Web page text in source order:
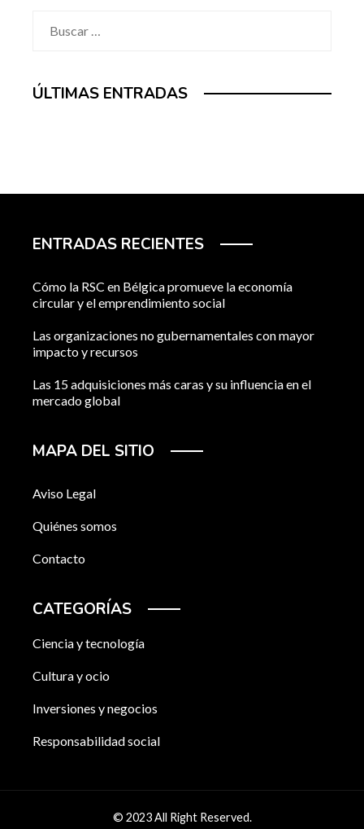
ÚLTIMAS ENTRADAS
ENTRADAS RECIENTES
Cómo la RSC en Bélgica promueve la economía
circular y el emprendimiento social
Las organizaciones no gubernamentales con mayor
impacto y recursos
Las 15 adquisiciones más caras y su influencia en el
mercado global
MAPA DEL SITIO
Aviso Legal
Quiénes somos
Contacto
CATEGORÍAS
Ciencia y tecnología
Cultura y ocio
Inversiones y negocios
Responsabilidad social
© 2023 All Right Reserved.